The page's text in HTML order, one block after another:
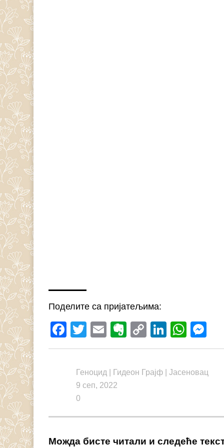
Поделите са пријатељима:
Facebook
Twitter
EmailEvernote
Copy
Link
Геноцид Гидеон Грајф |Јасеновац
9 сеп, 2022
0
Можда бисте читали и следеће